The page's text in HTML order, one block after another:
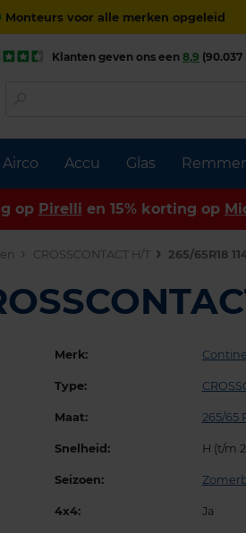
Monteurs voor alle merken opgeleid
Airco Accu Glas
Klanten geven ons een 8,9
op Pirelli en 15% korting op
CROSSCONTACT H/T 265/65R18
Merk:
Type:
Maat: 265/65
Snelheid: H (t/m
Seizoen:
4x4: Ja